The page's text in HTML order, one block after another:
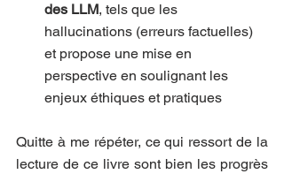
des LLM, tels que les
hallucinations (erreurs factuelles)
et propose une mise en
perspective en soulignant les
enjeux éthiques et pratiques
Quitte à me répéter, ce qui ressort de la
lecture de ce livre sont bien les progrès